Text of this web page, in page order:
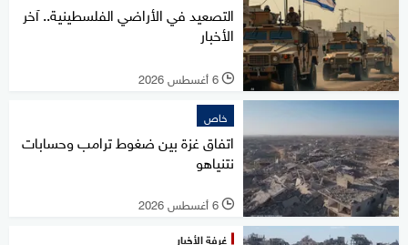
التصعيد في الأراضي الفلسطينية.. آخر
الأخبار
l 6 أغسطس 2026
خاص
اتفاق غزة بين ضغوط ترامب وحسابات
نتنياهو
l 6 أغسطس 2026
غرفة الأخبار